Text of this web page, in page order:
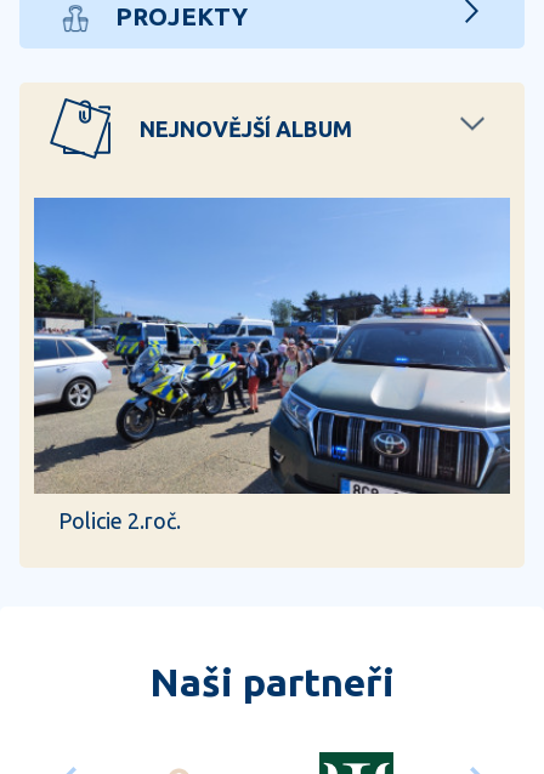
PROJEKTY
NEJNOVĚJŠÍ ALBUM
Policie 2.roč.
Naši partneři